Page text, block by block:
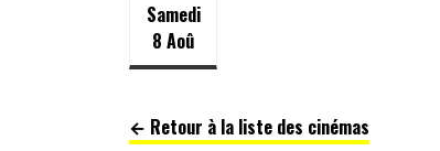
Samedi
8 Aoû
← Retour à la liste des cinémas